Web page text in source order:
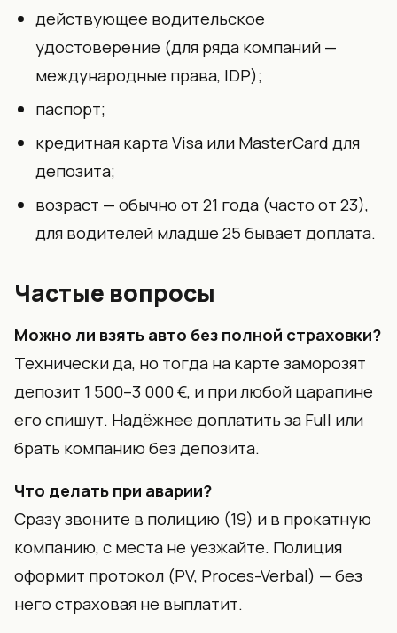
действующее водительское
удостоверение (для ряда компаний —
международные права, IDP);
паспорт;
кредитная карта Visa или MasterCard для
депозита;
возраст — обычно от 21 года (часто от 23),
для водителей младше 25 бывает доплата.
Частые вопросы
Можно ли взять авто без полной страховки?
Технически да, но тогда на карте заморозят
депозит 1 500–3 000 €, и при любой царапине
его спишут. Надёжнее доплатить за Full или
брать компанию без депозита.
Что делать при аварии?
Сразу звоните в полицию (19) и в прокатную
компанию, с места не уезжайте. Полиция
оформит протокол (PV, Proces-Verbal) — без
него страховая не выплатит.